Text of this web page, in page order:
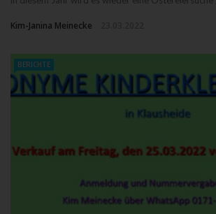
Kim-Janina Meinecke
BERICHTE